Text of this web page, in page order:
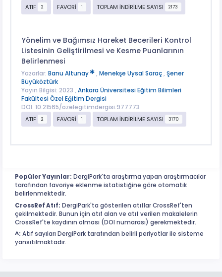
ATIF
2 FAVORİ 1 TOPLAM İNDİRİLME SAYISI 2173
Yönelim ve Bağımsız Hareket Becerileri Kontrol
Listesinin Geliştirilmesi ve Kesme Puanlarının
Belirlenmesi
Yazarlar: Banu Altunay , Menekşe Uysal Saraç, Şener
Büyüköztürk
Yayın Bilgisi: 2023 , Ankara Üniversitesi Eğitim Bilimleri
Fakültesi Özel Eğitim Dergisi
DOI: 10.21565/ozelegitimdergisi.977773
ATIF
2 FAVORİ 1 TOPLAM İNDİRİLME SAYISI 3170
Popüler Yayınlar: DergiPark'ta araştırma yapan araştırmacılar
tarafından favoriye eklenme istatistiğine göre otomatik
belirlenmektedir.
CrossRef Atıf: DergiPark'ta gösterilen atıflar CrossRef'ten
çekilmektedir. Bunun için atıf alan ve atıf verilen makalelerin
CrossRef'te kaydının olması (DOI numarası) gerekmektedir.
^: Atıf sayıları DergiPark tarafından belirli periyotlar ile sisteme
yansıtılmaktadır.